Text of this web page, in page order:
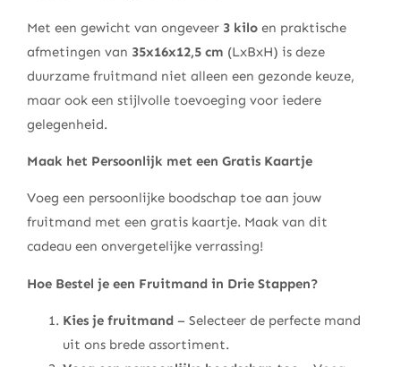
Met een gewicht van ongeveer 3 kilo en praktische
afmetingen van 35x16x12,5 cm (LxBxH) is deze
duurzame fruitmand niet alleen een gezonde keuze,
maar ook een stijlvolle toevoeging voor iedere
gelegenheid.
Maak het Persoonlijk met een Gratis Kaartje
Voeg een persoonlijke boodschap toe aan jouw
fruitmand met een gratis kaartje. Maak van dit
cadeau een onvergetelijke verrassing!
Hoe Bestel je een Fruitmand in Drie Stappen?
Kies je fruitmand – Selecteer de perfecte mand
uit ons brede assortiment.